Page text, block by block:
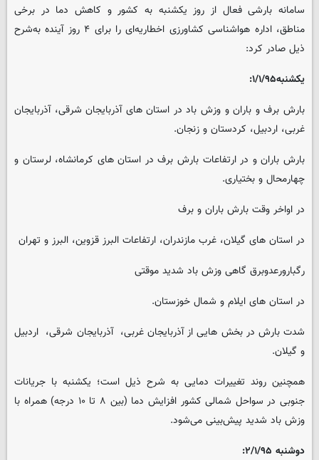
سامانه بارشی فعال از روز یکشنبه به کشور و کاهش دما در برخی
مناطق، اداره هواشناسی کشاورزی اخطاریه‌ای را برای ۴ روز آینده به‌شرح
ذیل صادر کرد:
یکشنبه۱/۱/۹۵:
بارش برف و باران و وزش باد در استان های آذربایجان شرقی، آذربایجان
غربی، اردبیل، کردستان و زنجان.
بارش باران و در ارتفاعات بارش برف در استان های کرمانشاه، لرستان و
چهارمحال و بختیاری.
در اواخر وقت بارش باران و برف
در استان های گیلان، غرب مازندران، ‌ارتفاعات البرز قزوین، البرز و تهران
رگبارورعدوبرق گاهی وزش باد شدید موقتی
در استان های ایلام و شمال خوزستان.
شدت بارش در بخش هایی از آذربایجان غربی، ‌ آذربایجان شرقی، ‌ اردبیل
و گیلان.
همچنین روند تغییرات دمایی به شرح ذیل است؛ یکشنبه با جریانات
جنوبی در سواحل شمالی کشور افزایش دما (بین ۸ تا ۱۰ درجه) همراه با
وزش باد شدید پیش‌بینی می‌شود.
دوشنبه ۲/۱/۹۵: